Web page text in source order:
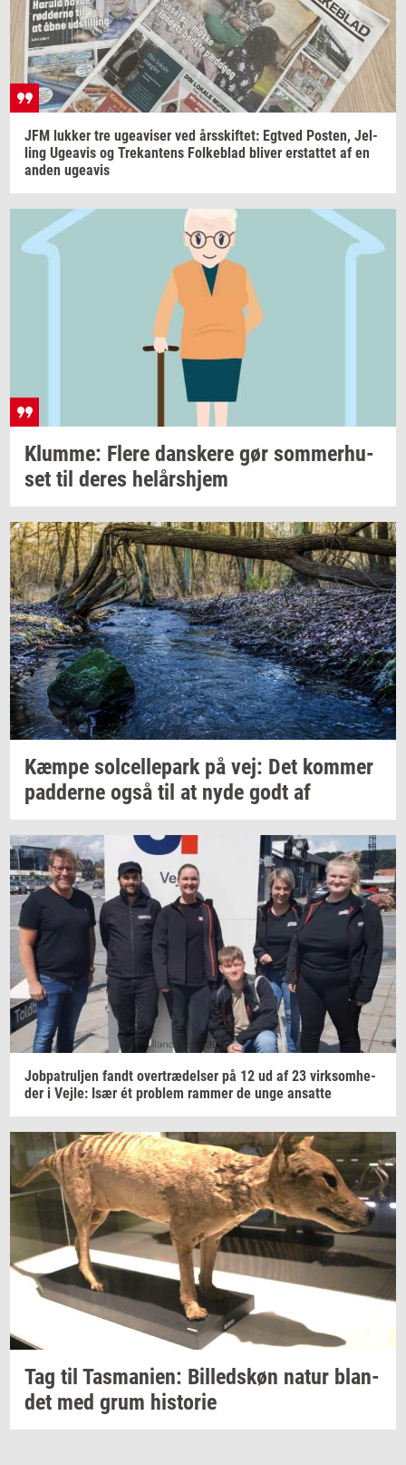
JFM luk­ker tre ugea­vi­ser ved års­skif­tet: Egt­ved Po­sten, Jel­
ling Ugea­vis og Tre­kan­tens Fol­ke­blad bli­ver er­stat­tet af en
anden ugea­vis
Klum­me: Flere dan­ske­re gør som­mer­hu­
set til deres helårs­hjem
Kæmpe sol­cel­le­parkpå vej: Det kom­mer
pad­der­ne også til at nyde godt af
Job­pa­trulj­en fandt over­træ­del­ser på 12 ud af 23 virk­som­he­
der i Vejle: Især ét pro­blem ram­mer de unge an­sat­te
Tag til Tas­ma­ni­en: Bil­leds­køn natur blan­
det med grum hi­sto­rie